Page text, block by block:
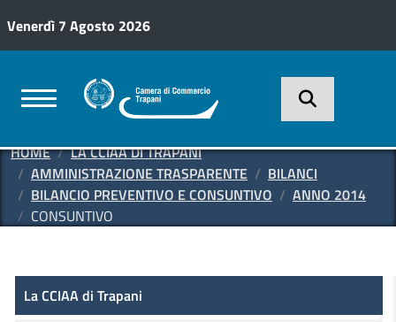
Venerdì 7 Agosto 2026
HOME
LA CCIAA DI TRAPANI
AMMINISTRAZIONE TRASPARENTE
BILANCI
BILANCIO PREVENTIVO E CONSUNTIVO
ANNO 2014
CONSUNTIVO
Amministrazione Trasparente
La CCIAA di Trapani
La CCIAA di Trapani